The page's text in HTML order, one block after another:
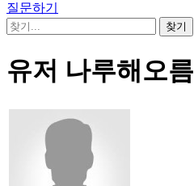
질문하기
유저 나루해오름